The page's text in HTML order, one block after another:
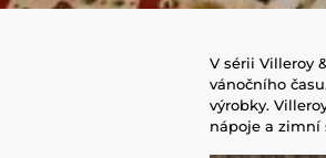
V sérii Villeroy
vánočního
výrobky.
nápoje a zimní